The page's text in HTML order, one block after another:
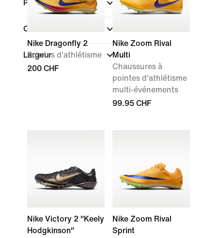
Promotions et offres
Couleur
Largeur
Nike Dragonfly 2
Pointes d'athlétisme
200 CHF
Nike Zoom Rival
Multi
Chaussures à
pointes d'athlétisme
multi-événements
99.95 CHF
Nike Victory 2 "Keely
Hodgkinson"
Nike Zoom Rival
Sprint